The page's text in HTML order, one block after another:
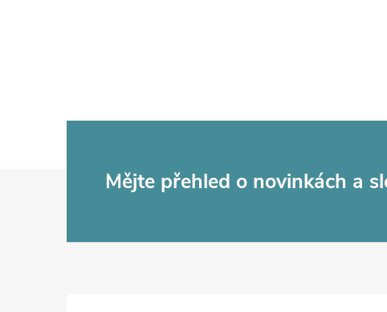
Mějte přehled o novinkách a